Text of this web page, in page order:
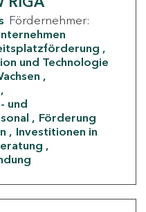
Fördernehmer:
und Technologie
und
Förderung
Investitionen in